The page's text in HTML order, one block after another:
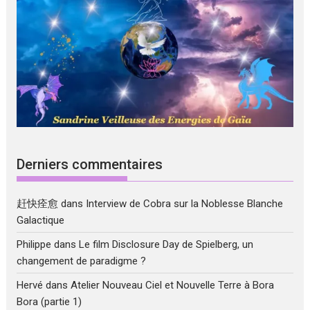
Derniers commentaires
赶快痊愈 dans Interview de Cobra sur la Noblesse Blanche
Galactique
Philippe dansLe film Disclosure Day de Spielberg, un
changement de paradigme ?
Hervé dansAtelier Nouveau Ciel et Nouvelle Terre à Bora
Bora (partie 1)